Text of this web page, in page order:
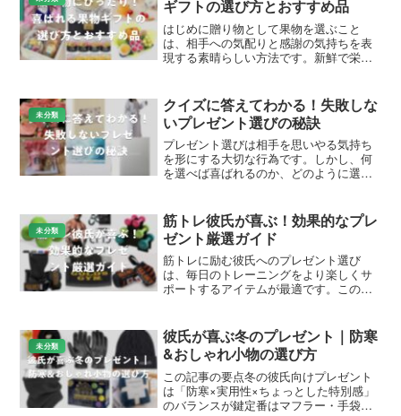
ギフトの選び方とおすすめ品
はじめに贈り物として果物を選ぶこと
は、相手への気配りと感謝の気持ちを表
現する素晴らしい方法です。新鮮で栄養
は、贈り物として適切な果物の選び方、
人気の商品、そして選択時の...
未分類
クイズに答えてわかる！失敗しな
いプレゼント選びの秘訣
プレゼント選びは相手を思いやる気持ち
を形にする大切な行為です。しかし、何
を選べば喜ばれるのか、どのように選べ
けて、ギフト選びの知識を楽しく深めな
がら、実際に役立つプレゼ...
未分類
筋トレ彼氏が喜ぶ！効果的なプレ
ゼント厳選ガイド
筋トレに励む彼氏へのプレゼント選び
は、毎日のトレーニングをより楽しくサ
ポートするアイテムが最適です。この記
リーを中心に、喜ばれるギフトを厳選し
て紹介します。ジム派...
未分類
彼氏が喜ぶ冬のプレゼント｜防寒
&おしゃれ小物の選び方
この記事の要点冬の彼氏向けプレゼント
は「防寒×実用性×ちょっとした特別感」
のバランスが鍵定番はマフラー・手袋・